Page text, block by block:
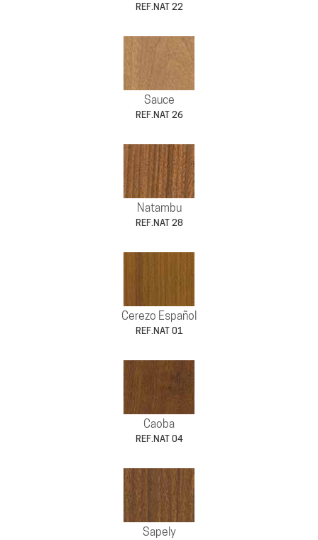
REF.NAT 22
Sauce
REF.NAT 26
Natambu
REF.NAT 28
Cerezo Español
REF.NAT 01
Caoba
REF.NAT 04
Sapely